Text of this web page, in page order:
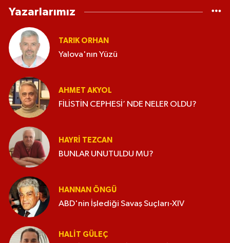
Yazarlarımız
TARIK ORHAN
Yalova'nın Yüzü
AHMET AKYOL
FİLİSTİN CEPHESİ’ NDE NELER OLDU?
HAYRI TEZCAN
BUNLAR UNUTULDU MU?
HANNAN ÖNGÜ
ABD'nin İşlediği Savaş Suçları-XIV
HALIT GÜLEÇ